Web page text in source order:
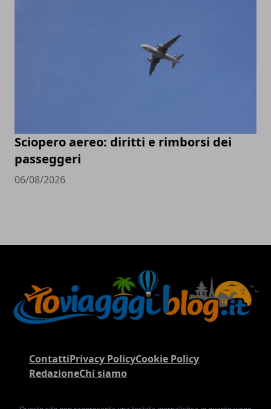
Sciopero aereo: diritti e rimborsi dei
passeggeri
06/08/2026
ContattiPrivacy PolicyCookie Policy
RedazioneChi siamo